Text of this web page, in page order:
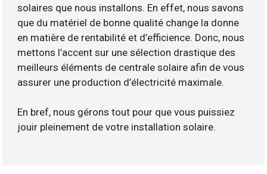
solaires que nous installons. En effet, nous savons
que du matériel de bonne qualité change la donne
en matière de rentabilité et d’efficience. Donc, nous
mettons l’accent sur une sélection drastique des
meilleurs éléments de centrale solaire afin de vous
assurer une production d’électricité maximale.
En bref, nous gérons tout pour que vous puissiez
jouir pleinement de votre installation solaire.